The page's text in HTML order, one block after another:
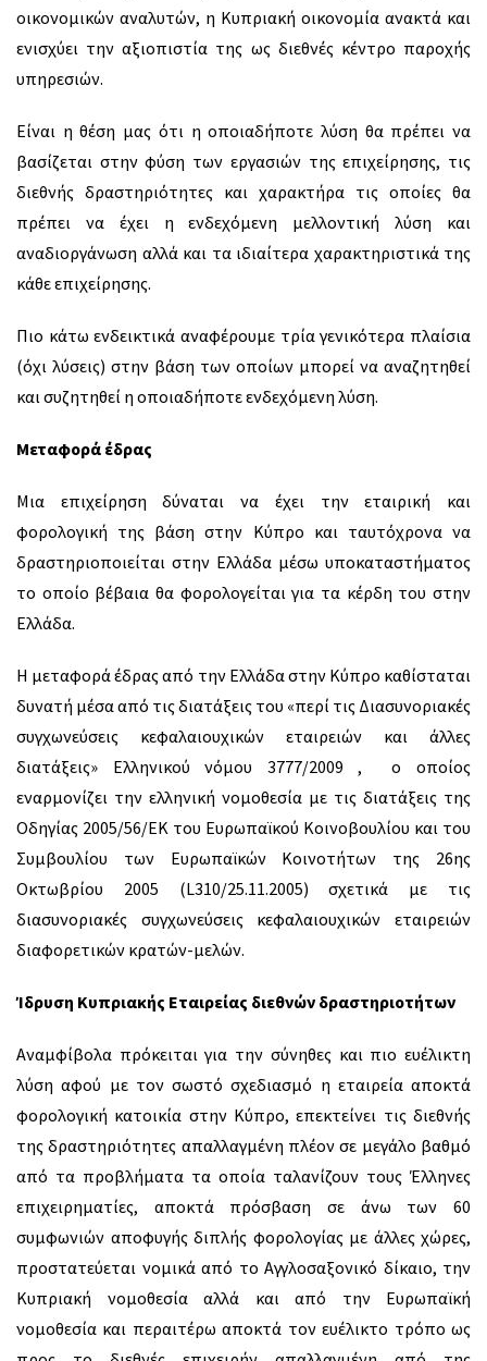
οικονομικών αναλυτών, η Κυπριακή οικονομία ανακτά και
ενισχύει την αξιοπιστία της ως διεθνές κέντρο παροχής
υπηρεσιών.
Είναι η θέση μας ότι η οποιαδήποτε λύση θα πρέπει να
βασίζεται στην φύση των εργασιών της επιχείρησης, τις
διεθνής δραστηριότητες και χαρακτήρα τις οποίες θα
πρέπει να έχει η ενδεχόμενη μελλοντική λύση και
αναδιοργάνωση αλλά και τα ιδιαίτερα χαρακτηριστικά της
κάθε επιχείρησης.
Πιο κάτω ενδεικτικά αναφέρουμε τρία γενικότερα πλαίσια
(όχι λύσεις) στην βάση των οποίων μπορεί να αναζητηθεί
και συζητηθεί η οποιαδήποτε ενδεχόμενη λύση.
Μεταφορά έδρας
Μια επιχείρηση δύναται να έχει την εταιρική και
φορολογική της βάση στην Κύπρο και ταυτόχρονα να
δραστηριοποιείται στην Ελλάδα μέσω υποκαταστήματος
το οποίο βέβαια θα φορολογείται για τα κέρδη του στην
Ελλάδα.
Η μεταφορά έδρας από την Ελλάδα στην Κύπρο καθίσταται
δυνατή μέσα από τις διατάξεις του «περί τις Διασυνοριακές
συγχωνεύσεις κεφαλαιουχικών εταιρειών και άλλες
διατάξεις» Ελληνικού νόμου 3777/2009 , ο οποίος
εναρμονίζει την ελληνική νομοθεσία με τις διατάξεις της
Οδηγίας 2005/56/ΕΚ του Ευρωπαϊκού Κοινοβουλίου και του
Συμβουλίου των Ευρωπαϊκών Κοινοτήτων της 26ης
Οκτωβρίου 2005 (L310/25.11.2005) σχετικά με τις
διασυνοριακές συγχωνεύσεις κεφαλαιουχικών εταιρειών
διαφορετικών κρατών-μελών.
Ίδρυση Κυπριακής Εταιρείας διεθνών δραστηριοτήτων
Αναμφίβολα πρόκειται για την σύνηθες και πιο ευέλικτη
λύση αφού με τον σωστό σχεδιασμό η εταιρεία αποκτά
φορολογική κατοικία στην Κύπρο, επεκτείνει τις διεθνής
της δραστηριότητες απαλλαγμένη πλέον σε μεγάλο βαθμό
από τα προβλήματα τα οποία ταλανίζουν τους Έλληνες
επιχειρηματίες, αποκτά πρόσβαση σε άνω των 60
συμφωνιών αποφυγής διπλής φορολογίας με άλλες χώρες,
προστατεύεται νομικά από το Αγγλοσαξονικό δίκαιο, την
Κυπριακή νομοθεσία αλλά και από την Ευρωπαϊκή
νομοθεσία και περαιτέρω αποκτά τον ευέλικτο τρόπο ως